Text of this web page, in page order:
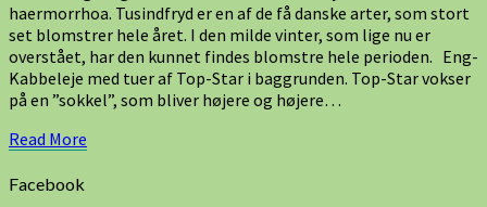
haermorrhoa. Tusindfryd er en af de få danske arter, som stort
set blomstrer hele året. I den milde vinter, som lige nu er
overstået, har den kunnet findes blomstre hele perioden. Eng-
Kabbeleje med tuer af Top-Star i baggrunden. Top-Star vokser
på en ”sokkel”, som bliver højere og højere…
Read More
Facebook